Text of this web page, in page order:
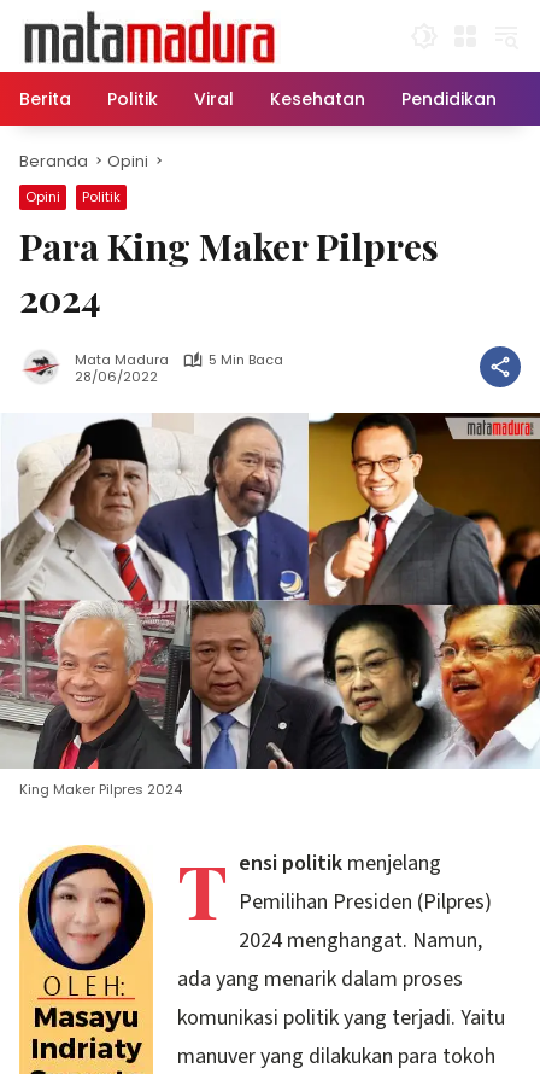
konten
Berita
Politik Viral Kesehatan Pendidikan
Beranda Opini
Opini Politik
Para King Maker Pilpres
2024
Mata Madura
5 Min Baca
28/06/2022
King Maker Pilpres 2024
T ensi politik menjelang
Pemilihan Presiden (Pilpres)
2024 menghangat. Namun,
ada yang menarik dalam proses
komunikasi politik yang terjadi. Yaitu
manuver yang dilakukan para tokoh